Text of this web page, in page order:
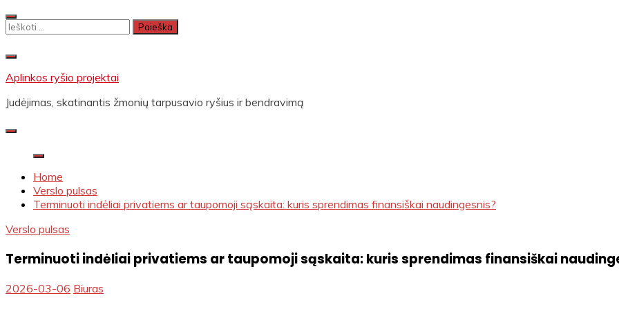
Skip
to
Ieškoti:
Aplinkos ryšio projektai
Judėjimas, skatinantis žmonių tarpusavio ryšius ir bendravimą
Home
Verslo pulsas
Terminuoti indėliai privatiems ar taupomoji sąskaita: kuris sprendimas finansiškai naudingesnis?
Verslo pulsas
Terminuoti indėliai privatiems ar taupomoji sąskaita: kuris sprendimas finansiškai
2026-03-06 Biuras